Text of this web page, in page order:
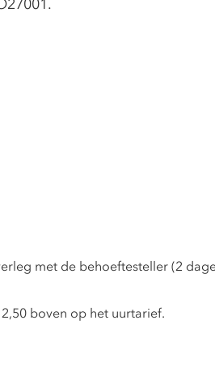
met de behoeftesteller (2
boven op het uurtarief.